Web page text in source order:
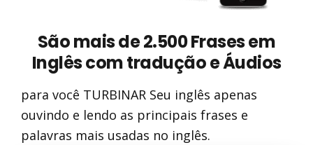
São mais de 2.500 Frases em
Inglês com tradução e Áudios
para você TURBINAR Seu inglês apenas
ouvindo e lendo as principais frases e
palavras mais usadas no inglês.